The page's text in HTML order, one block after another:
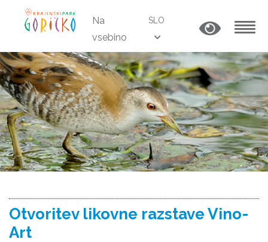
Na
vsebino
SLO
Otvoritev likovne razstave Vino-
Art